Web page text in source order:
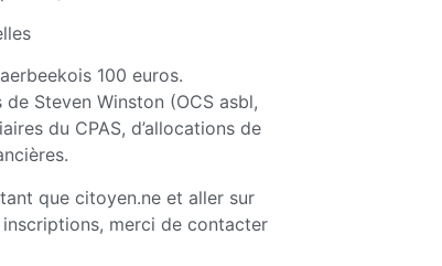
100 euros.
Steven Winston (OCS asbl,
du CPAS, d’allocations de
que citoyen.ne et aller sur
merci de contacter